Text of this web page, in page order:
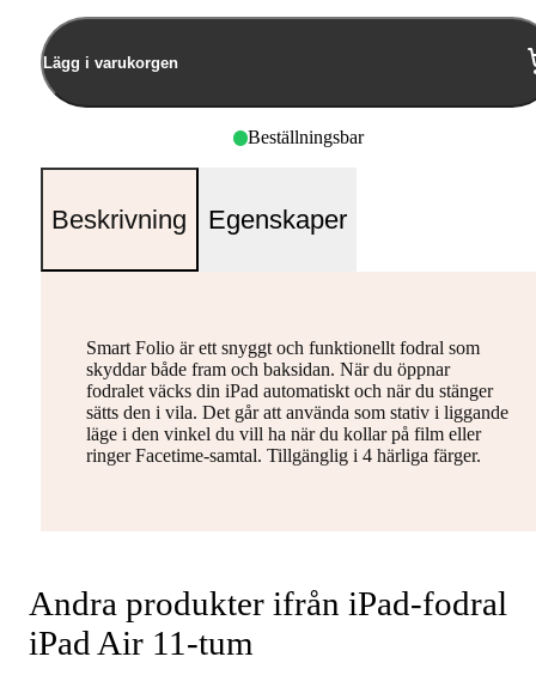
Lägg i varukorgen
Beställningsbar
Beskrivning Egenskaper
Smart Folio är ett snyggt och funktionellt fodral som
skyddar både fram och baksidan. När du öppnar
fodralet väcks din iPad automatiskt och när du stänger
sätts den i vila. Det går att använda som stativ i liggande
läge i den vinkel du vill ha när du kollar på film eller
ringer Facetime-samtal. Tillgänglig i 4 härliga färger.
Andra produkter ifrån iPad-fodral
iPad Air 11-tum